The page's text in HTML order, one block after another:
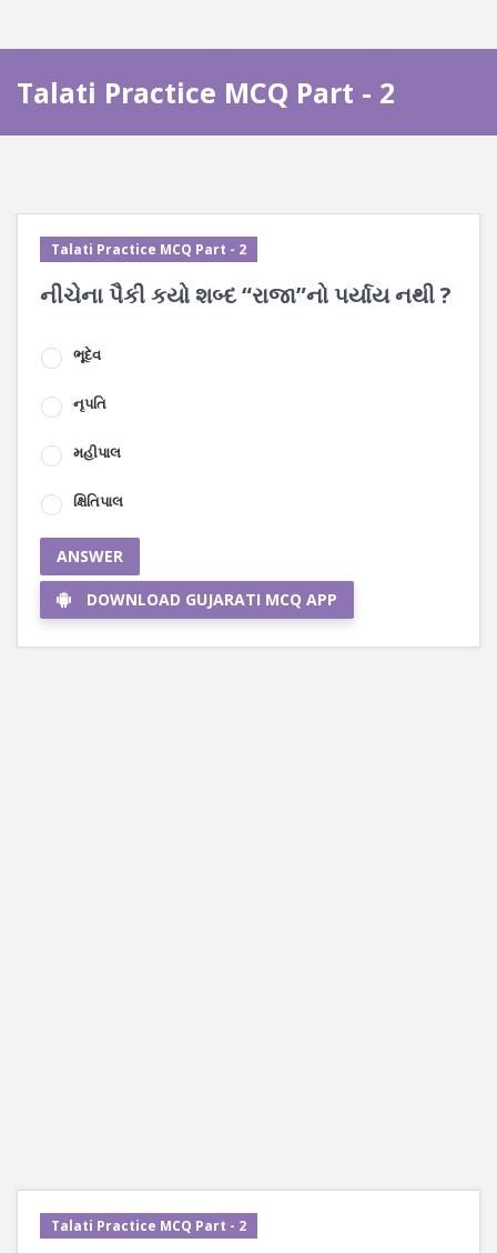
Talati Practice MCQ Part - 2
Talati Practice MCQ Part - 2
નીચેના પૈકી કયો શબ્દ “રાજા”નો પર્યાય નથી ?
ભૂદેવ
નૃપતિ
મહીપાલ
ક્ષિતિપાલ
ANSWER
DOWNLOAD GUJARATI MCQ APP
Talati Practice MCQ Part - 2